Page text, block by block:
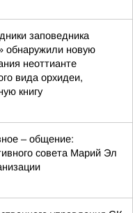
заповедника
обнаружили новую
неоттианте
вида орхидеи,
книгу
– общение:
совета Марий Эл